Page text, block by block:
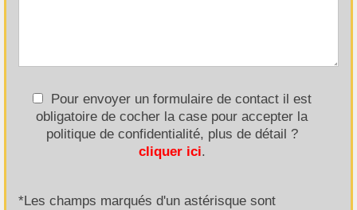
Pour envoyer un formulaire de contact il est
obligatoire de cocher la case pour accepter la
politique de confidentialité, plus de détail ?
cliquer ici.
*Les champs marqués d'un astérisque sont